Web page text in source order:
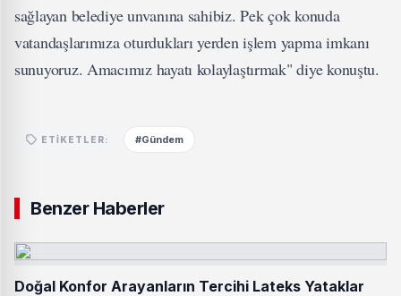
sağlayan belediye unvanına sahibiz. Pek çok konuda
vatandaşlarımıza oturdukları yerden işlem yapma imkanı
sunuyoruz. Amacımız hayatı kolaylaştırmak" diye konuştu.
ETIKETLER: #Gündem
Benzer Haberler
Doğal Konfor Arayanların Tercihi Lateks Yataklar